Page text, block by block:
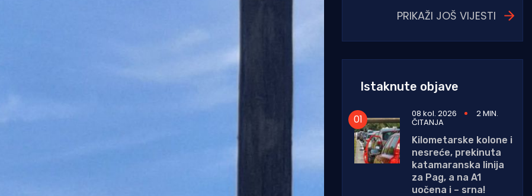
PRIKAŽI JOŠ VIJESTI
Istaknute objave
08 kol. 2026 2 MIN.
ČITANJA
Kilometarske kolone i
nesreće, prekinuta
katamaranska linija
za Pag, a na A1
uočena i – srna!